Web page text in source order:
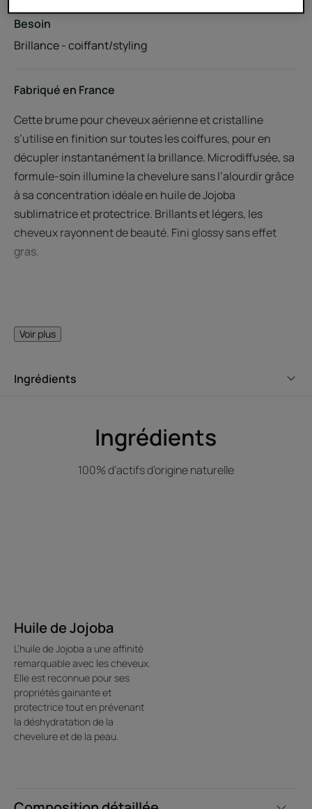
Besoin
Brillance - coiffant/styling
Fabriqué en France
Cette brume pour cheveux aérienne et cristalline
s’utilise en finition sur toutes les coiffures, pour en
décupler instantanément la brillance. Microdiffusée, sa
formule-soin illumine la chevelure sans l’alourdir grâce
à sa concentration idéale en huile de Jojoba
sublimatrice et protectrice. Brillants et légers, les
cheveux rayonnent de beauté. Fini glossy sans effet
gras.
pour des cheveux brillants sans
effet gras.
Bénéfices
Illumine instantanément : apporte à la coiffure une
brillance miroir tout en légèreté, sans effet gras.
Formule-soin coiffante sans silicone : protège la fibre
capillaire et préserve la beauté des cheveux.
Geste finition express : sublime les coiffures d'un simple
Voir plus
Ingrédients
Ingrédients
100% d’actifs d’origine naturelle
Huile de Jojoba
L’huile de Jojoba a une affinité
remarquable avec les cheveux.
Elle est reconnue pour ses
propriétés gainante et
protectrice tout en prévenant
la déshydratation de la
chevelure et de la peau.